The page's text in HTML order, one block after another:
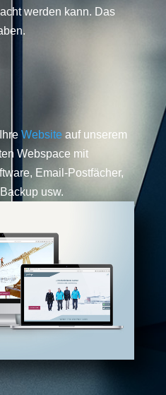
werden kann. Das
Website auf unserem
Webspace mit
Email-Postfächer,
usw.